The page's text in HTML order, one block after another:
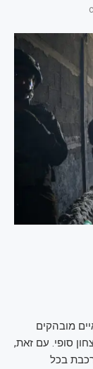
מובהקים
סופי. עם זאת,
בכל